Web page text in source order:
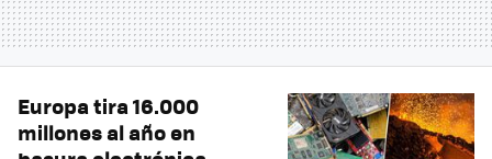
Europa tira 16.000
millones al año en